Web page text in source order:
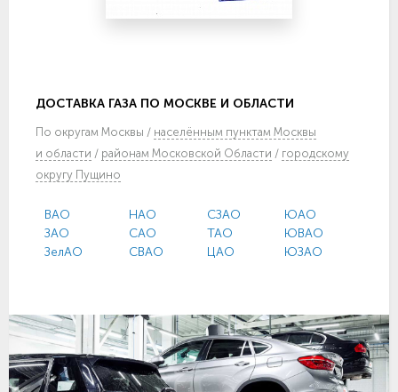
ДОСТАВКА ГАЗА ПО МОСКВЕ И ОБЛАСТИ
По округам Москвы / населённым пунктам Москвы
и области / районам Московской Области / городскому
округу Пущино
ВАО
ЗАО
ЗелАО
НАО
САО
СВАО
СЗАО
ТАО
ЦАО
ЮАО
ЮВАО
ЮЗАО